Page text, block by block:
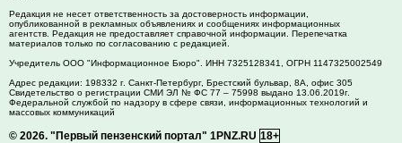
Редакция не несет ответственность за достоверность информации,
опубликованной в рекламных объявлениях и сообщениях информационных
агентств. Редакция не предоставляет справочной информации. Перепечатка
материалов только по согласованию с редакцией.
Учредитель ООО "Информационное Бюро". ИНН 7325128341, ОГРН 1147325002549
Адрес редакции: 198332 г. Санкт-Петербург, Брестский бульвар, 8А, офис 305
Свидетельство о регистрации СМИ ЭЛ № ФС 77 – 75998 выдано 13.06.2019г.
Федеральной службой по надзору в сфере связи, информационных технологий и
массовых коммуникаций
© 2026. "Первый пензенский портал" 1PNZ.RU 18+